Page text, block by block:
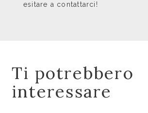
esitare a contattarci!
Ti potrebbero
interessare